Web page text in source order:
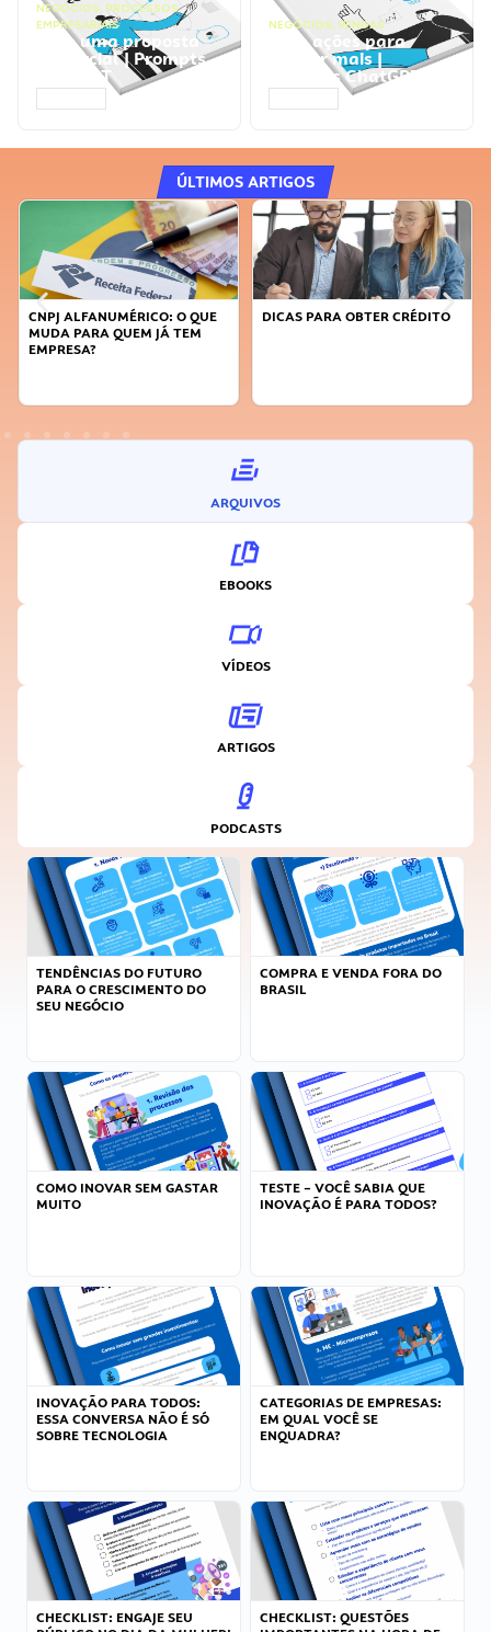
NEGÓCIOS, PROCESSOS
EMPRESARIAIS
Faça uma proposta
comercial | Prompts
ChatGPT
NEGÓCIOS, VENDAS
Faça ações para
vender mais |
Prompts ChatGPT
ÚLTIMOS ARTIGOS
DICAS PARA OBTER CRÉDITO
FAÇA A DIFERENÇA: SEJA
ARQUIVOS
EBOOKS
VÍDEOS
ARTIGOS
PODCASTS
TENDÊNCIAS DO FUTURO
PARA O CRESCIMENTO DO
SEU NEGÓCIO
COMPRA E VENDA FORA DO
BRASIL
COMO INOVAR SEM GASTAR
MUITO
TESTE – VOCÊ SABIA QUE
INOVAÇÃO É PARA TODOS?
INOVAÇÃO PARA TODOS:
ESSA CONVERSA NÃO É SÓ
SOBRE TECNOLOGIA
CATEGORIAS DE EMPRESAS:
EM QUAL VOCÊ SE
ENQUADRA?
CHECKLIST: ENGAJE SEU
CHECKLIST: QUESTÕES